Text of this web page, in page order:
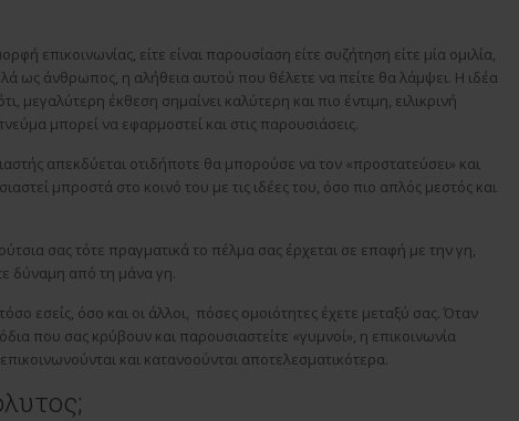
επικοινωνίας, είτε είναι παρουσίαση είτε συζήτηση είτε μία ομιλία,
ως άνθρωπος, η αλήθεια αυτού που θέλετε να πείτε θα λάμψει. Η ιδέα
μεγαλύτερη έκθεση σημαίνει καλύτερη και πιο έντιμη, ειλικρινή
μπορεί να εφαρμοστεί και στις παρουσιάσεις.
απεκδύεται οτιδήποτε θα μπορούσε να τον «προστατεύσει» και
μπροστά στο κοινό του με τις ιδέες του, όσο πιο απλός μεστός και
σας τότε πραγματικά το πέλμα σας έρχεται σε επαφή με την γη,
δύναμη από τη μάνα γη.
εσείς, όσο και οι άλλοι, πόσες ομοιότητες έχετε μεταξύ σας. Όταν
που σας κρύβουν και παρουσιαστείτε «γυμνοί», η επικοινωνία
και κατανοούνται αποτελεσματικότερα.